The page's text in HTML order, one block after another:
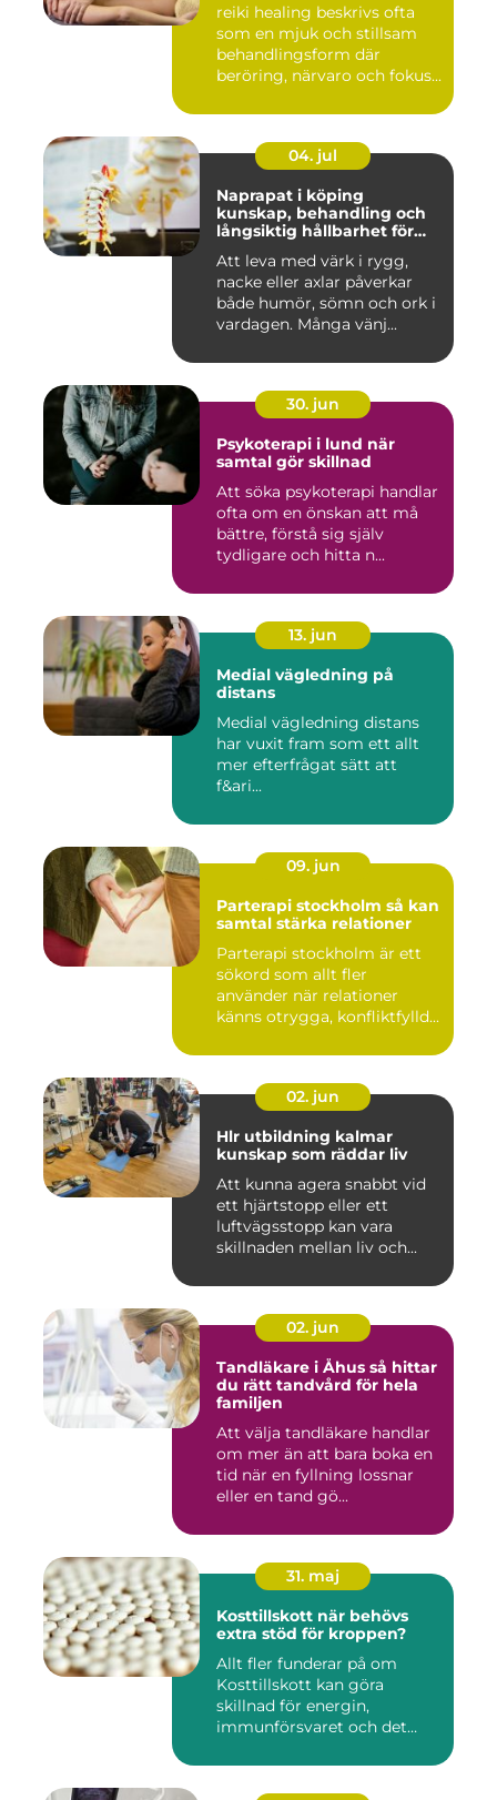
reiki healing beskrivs ofta
som en mjuk och stillsam
behandlingsform där
beröring, närvaro och fokus...
04. jul
Naprapat i köping
kunskap, behandling och
långsiktig hållbarhet för
Att leva med värk i rygg,
nacke eller axlar påverkar
både humör, sömn och ork i
vardagen. Många vänj...
30. jun
Psykoterapi i lund när
samtal gör skillnad
Att söka psykoterapi handlar
ofta om en önskan att må
bättre, förstå sig själv
tydligare och hitta n...
13. jun
Medial vägledning på
distans
Medial vägledning distans
har vuxit fram som ett allt
mer efterfrågat sätt att
f&ari...
09. jun
Parterapi stockholm så kan
samtal stärka relationer
Parterapi stockholm är ett
sökord som allt fler
använder när relationer
känns otrygga, konfliktfylld...
02. jun
Hlr utbildning kalmar
kunskap som räddar liv
Att kunna agera snabbt vid
ett hjärtstopp eller ett
luftvägsstopp kan vara
skillnaden mellan liv och...
02. jun
Tandläkare i Åhus så hittar
du rätt tandvård för hela
familjen
Att välja tandläkare handlar
om mer än att bara boka en
tid när en fyllning lossnar
eller en tand gö...
31. maj
Kosttillskott när behövs
extra stöd för kroppen?
Allt fler funderar på om
Kosttillskott kan göra
skillnad för energin,
immunförsvaret och det